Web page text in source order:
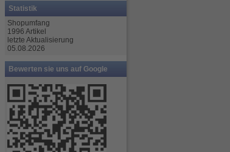
Statistik
Shopumfang
1996 Artikel
letzte Aktualisierung
05.08.2026
Bewerten sie uns auf Google